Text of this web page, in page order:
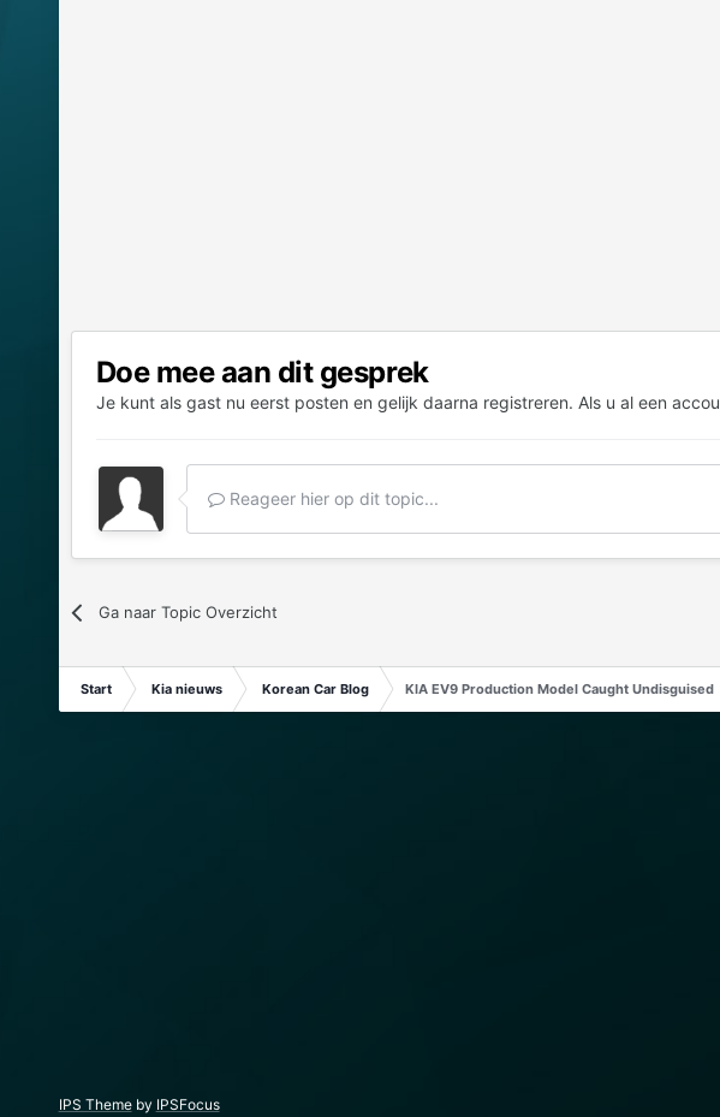
Doe mee aan dit gesprek
Je kunt als gast nu eerst posten en gelijk daarna registreren. Als u al een
Reageer hier op dit topic...
Ga naar Topic Overzicht
Start Kia nieuws Korean Car Blog KIA EV9 Production Model Caught Undisguised
IPS Themeby IPSFocus